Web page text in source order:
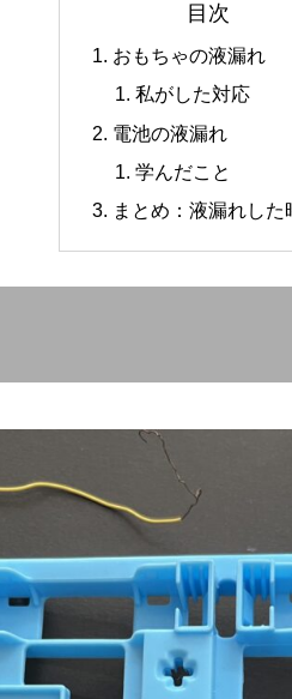
目次
おもちゃの液漏れ
私がした対応
電池の液漏れ
学んだこと
まとめ：液漏れした